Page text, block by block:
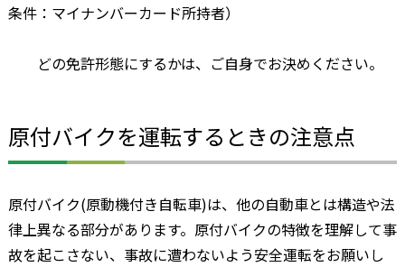
条件：マイナンバーカード所持者）
どの免許形態にするかは、ご自身でお決めください。
原付バイクを運転するときの注意点
原付バイク(原動機付き自転車)は、他の自動車とは構造や法
律上異なる部分があります。原付バイクの特徴を理解して事
故を起こさない、事故に遭わないよう安全運転をお願いし